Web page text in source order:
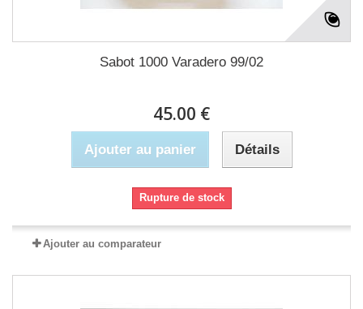
Sabot 1000 Varadero 99/02
45.00 €
Ajouter au panier Détails
Rupture de stock
Ajouter au comparateur